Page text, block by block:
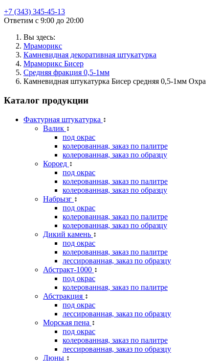
+7 (343) 345-45-13
Ответим с 9:00 до 20:00
Вы здесь:
Мраморикс
Камневидная декоративная штукатурка
Мраморикс Бисер
Средняя фракция 0,5-1мм
Камневидная штукатурка Бисер средняя 0,5-1мм Охра
Каталог продукции
Фактурная штукатурка ↕
Валик ↕
под окрас
колерованная, заказ по палитре
колерованная, заказ по образцу
Короед ↕
под окрас
колерованная, заказ по палитре
колерованная, заказ по образцу
Набрызг ↕
под окрас
колерованная, заказ по палитре
колерованная, заказ по образцу
Дикий камень ↕
под окрас
колерованная, заказ по палитре
лессированная, заказ по образцу
Абстракт-1000 ↕
под окрас
колерованная, заказ по палитре
Абстракция ↕
под окрас
лессированная, заказ по образцу
Морская пена ↕
под окрас
колерованная, заказ по палитре
лессированная, заказ по образцу
Дюны ↕